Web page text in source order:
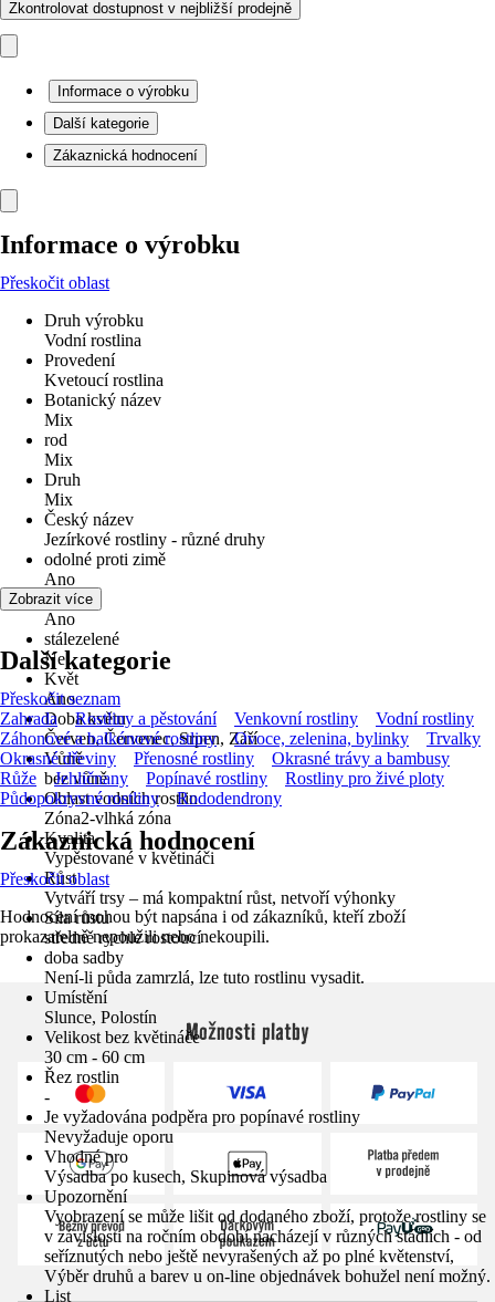
Zkontrolovat dostupnost v nejbližší prodejně
Informace o výrobku
Další kategorie
Zákaznická hodnocení
Informace o výrobku
Přeskočit oblast
Druh výrobku
Vodní rostlina
Provedení
Kvetoucí rostlina
Botanický název
Mix
rod
Mix
Druh
Mix
Český název
Jezírkové rostliny - různé druhy
odolné proti zimě
Ano
víceleté
Ano
stálezelené
Ne
Květ
Ano
Doba květu
Červen, Červenec, Srpen, Září
Vůně
bez vůně
Oblast vodních rostlin
Zóna2-vlhká zóna
Kvalita
Vypěstované v květináči
Růst
Vytváří trsy – má kompaktní růst, netvoří výhonky
Síla růstu
středně rychle rostoucí
doba sadby
Není-li půda zamrzlá, lze tuto rostlinu vysadit.
Umístění
Slunce, Polostín
Velikost bez květináče
30 cm - 60 cm
Řez rostlin
-
Je vyžadována podpěra pro popínavé rostliny
Nevyžaduje oporu
Vhodné pro
Výsadba po kusech, Skupinová výsadba
Upozornění
Vyobrazení se může lišit od dodaného zboží, protože rostliny se
v závislosti na ročním období nacházejí v různých stádiích - od
seříznutých nebo ještě nevyrašených až po plné květenství,
Výběr druhů a barev u on-line objednávek bohužel není možný.
List
Zobrazit více
Další kategorie
Přeskočit seznam
Zahrada
Rostliny a pěstování Venkovní rostliny
Vodní rostliny
Záhonové a balkónové rostliny
Ovoce, zelenina, bylinky
Trvalky
Okrasné dřeviny
Přenosné rostliny
Okrasné trávy a bambusy
Růže
Jehličnany Popínavé rostliny
Rostliny pro živé ploty
Půdopokryvné rostliny
Rododendrony
Zákaznická hodnocení
Přeskočit oblast
Hodnocení mohou být napsána i od zákazníků, kteří zboží
prokazatelně nepoužili nebo nekoupili.
Možnosti platby